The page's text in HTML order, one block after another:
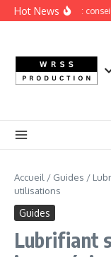
Aller au contenu
Hot News
Sextoy vaginal :
Accueil / Guides /
utilisations
Guides
Lubrifiant